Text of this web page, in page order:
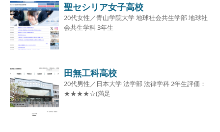
聖セシリア女子高校
20代女性／青山学院大学 地球社会共生学部 地球社
会共生学科 3年生
田無工科高校
20代男性／日本大学 法学部 法律学科 2年生評価：
★★★★☆(満足